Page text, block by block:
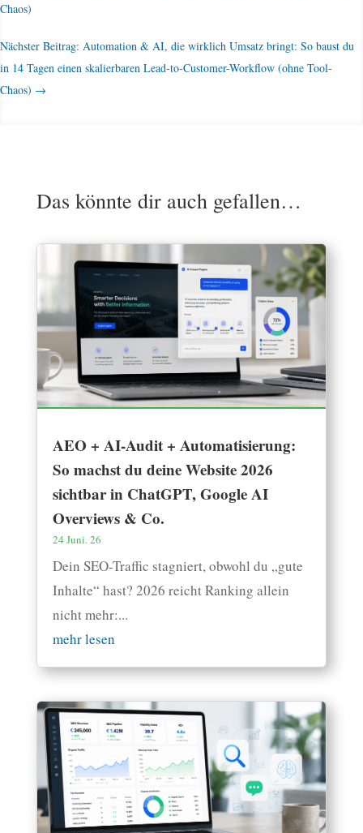
Chaos)
Nächster Beitrag: Automation & AI, die wirklich Umsatz bringt: So baust du
in 14 Tagen einen skalierbaren Lead-to-Customer-Workflow (ohne Tool-
Chaos) →
Das könnte dir auch gefallen…
AEO + AI-Audit + Automatisierung:
So machst du deine Website 2026
sichtbar in ChatGPT, Google AI
Overviews & Co.
24 Juni. 26
Dein SEO-Traffic stagniert, obwohl du „gute
Inhalte“ hast? 2026 reicht Ranking allein
nicht mehr:...
mehr lesen